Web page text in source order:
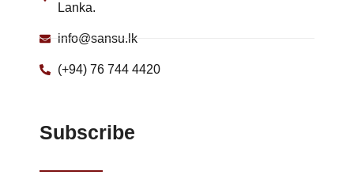
Lanka.
info@sansu.lk
(+94) 76 744 4420
Subscribe